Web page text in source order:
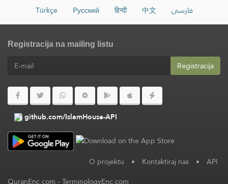
Türkçe
Русский हिन्दी 中文 فارسی
Registracija na mailing listu
Registracija
github.com/IslamHouse-API
O projektu • Kontaktiraj nas • API